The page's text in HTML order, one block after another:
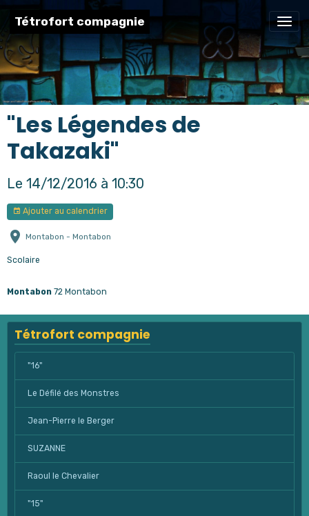
Tétrofort compagnie
"Les Légendes de
Takazaki"
Le 14/12/2016 à 10:30
Ajouter au calendrier
Montabon - Montabon
Scolaire
Montabon 72 Montabon
Tétrofort compagnie
"16"
Le Défilé des Monstres
Jean-Pierre le Berger
SUZANNE
Raoul le Chevalier
"15"